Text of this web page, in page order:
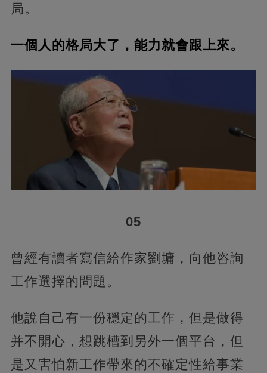
局。
一個人的格局大了，能力就會跟上來。
05
曾經有讀者寫信給作家劉墉，向他咨詢
工作選擇的問題。
他說自己有一份穩定的工作，但是做得
并不開心，想跳槽到另外一個平台，但
是又害怕新工作帶來的不確定性給事業